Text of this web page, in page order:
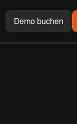
Demo buchen